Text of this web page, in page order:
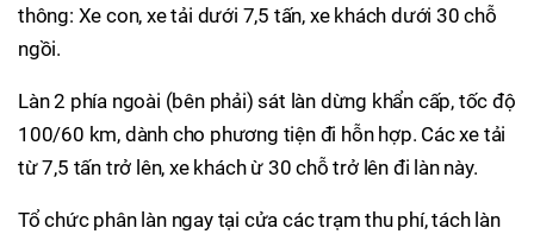
thông: Xe con, xe tải dưới 7,5 tấn, xe khách dưới 30 chỗ
ngồi.
Làn 2 phía ngoài (bên phải) sát làn dừng khẩn cấp, tốc độ
100/60 km, dành cho phương tiện đi hỗn hợp. Các xe tải
từ 7,5 tấn trở lên, xe khách ừ 30 chỗ trở lên đi làn này.
Tổ chức phân làn ngay tại cửa các trạm thu phí, tách làn